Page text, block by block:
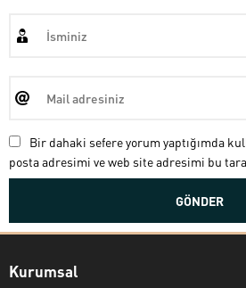
Bir dahaki sefere yorum yaptığımda
posta adresimi ve web site adresimi bu
Kurumsal